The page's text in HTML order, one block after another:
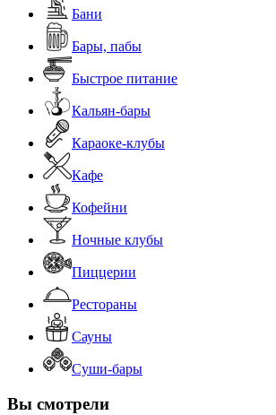
Бани
Бары, пабы
Быстрое питание
Кальян-бары
Караоке-клубы
Кафе
Кофейни
Ночные клубы
Пиццерии
Рестораны
Сауны
Суши-бары
Вы смотрели